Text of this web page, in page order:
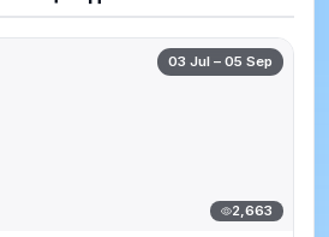
03 Jul – 05 Sep
2,663